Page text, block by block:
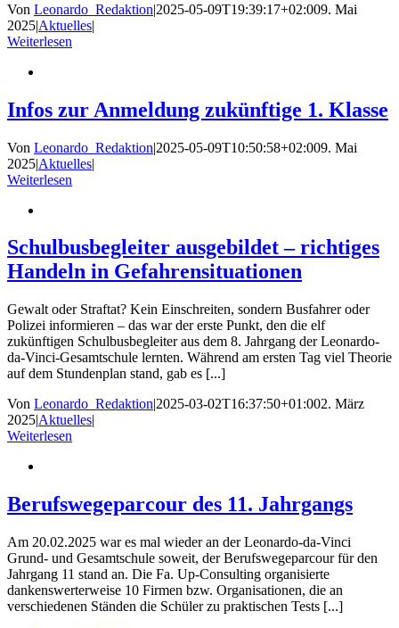
Von Leonardo_Redaktion|2025-05-09T19:39:17+02:009. Mai
2025|Aktuelles|
Weiterlesen
Infos zur Anmeldung zukünftige 1. Klasse
Von Leonardo_Redaktion|2025-05-09T10:50:58+02:009. Mai
2025|Aktuelles|
Weiterlesen
Schulbusbegleiter ausgebildet – richtiges
Handeln in Gefahrensituationen
Gewalt oder Straftat? Kein Einschreiten, sondern Busfahrer oder
Polizei informieren – das war der erste Punkt, den die elf
zukünftigen Schulbusbegleiter aus dem 8. Jahrgang der Leonardo-
da-Vinci-Gesamtschule lernten. Während am ersten Tag viel Theorie
auf dem Stundenplan stand, gab es [...]
Von Leonardo_Redaktion|2025-03-02T16:37:50+01:002. März
2025|Aktuelles|
Weiterlesen
Berufswegeparcour des 11. Jahrgangs
Am 20.02.2025 war es mal wieder an der Leonardo-da-Vinci
Grund- und Gesamtschule soweit, der Berufswegeparcour für den
Jahrgang 11 stand an. Die Fa. Up-Consulting organisierte
dankenswerterweise 10 Firmen bzw. Organisationen, die an
verschiedenen Ständen die Schüler zu praktischen Tests [...]